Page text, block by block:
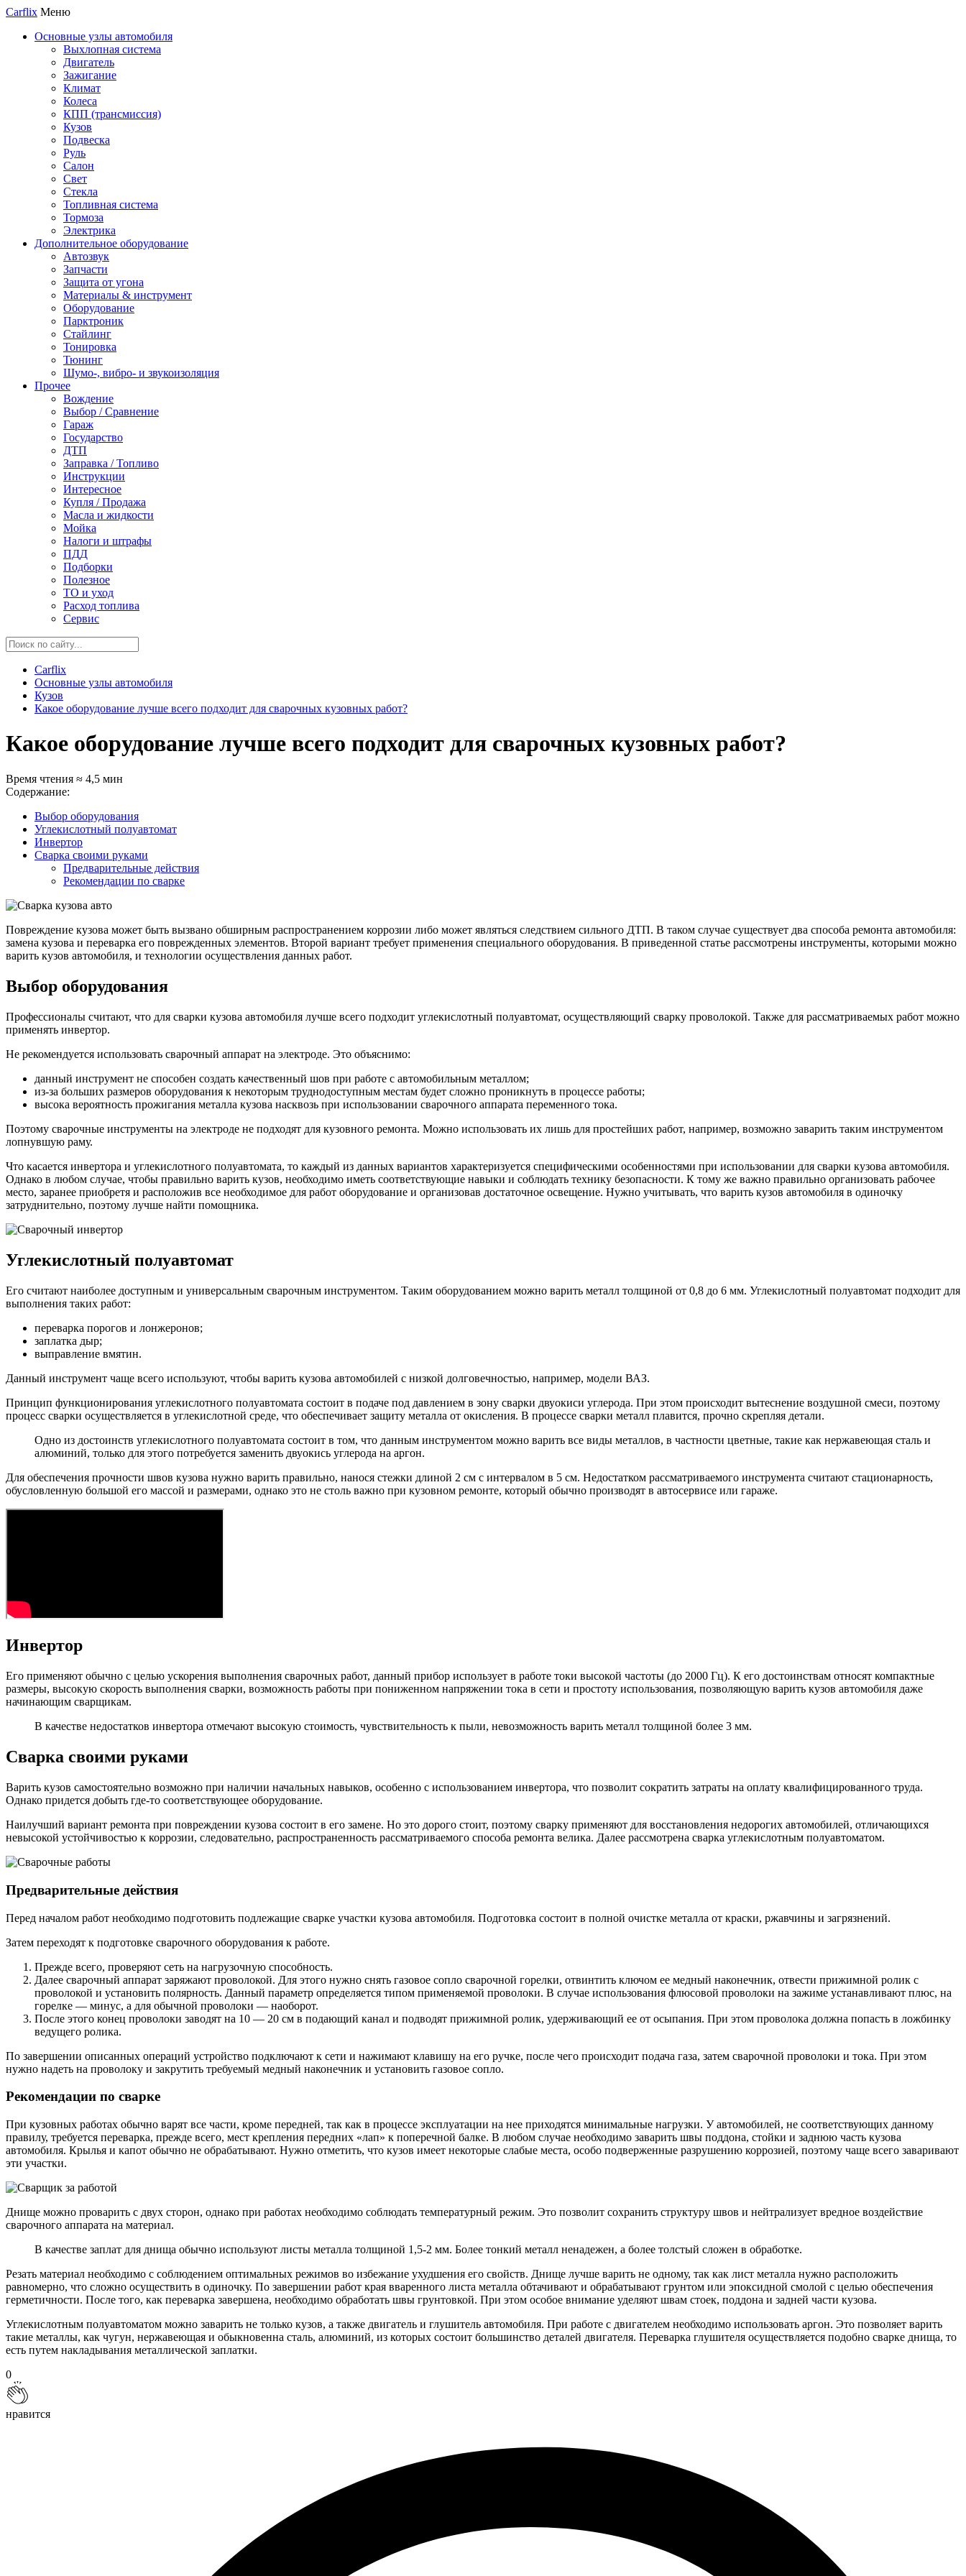
Carflix Меню
Основные узлы автомобиля
Выхлопная система
Двигатель
Зажигание
Климат
Колеса
КПП (трансмиссия)
Кузов
Подвеска
Руль
Салон
Свет
Стекла
Топливная система
Тормоза
Электрика
Дополнительное оборудование
Автозвук
Запчасти
Защита от угона
Материалы & инструмент
Оборудование
Парктроник
Стайлинг
Тонировка
Тюнинг
Шумо-, вибро- и звукоизоляция
Прочее
Вождение
Выбор / Сравнение
Гараж
Государство
ДТП
Заправка / Топливо
Инструкции
Интересное
Купля / Продажа
Масла и жидкости
Мойка
Налоги и штрафы
ПДД
Подборки
Полезное
ТО и уход
Расход топлива
Сервис
Carflix
Основные узлы автомобиля
Кузов
Какое оборудование лучше всего подходит для сварочных кузовных работ?
Какое оборудование лучше всего подходит для сварочных кузовных работ?
Время чтения ≈ 4,5 мин
Содержание:
Выбор оборудования
Углекислотный полуавтомат
Инвертор
Сварка своими руками
Предварительные действия
Рекомендации по сварке
Повреждение кузова может быть вызвано обширным распространением коррозии либо может являться следствием сильного ДТП. В таком случае существует два способа ремонта автомобиля:
замена кузова и переварка его поврежденных элементов. Второй вариант требует применения специального оборудования. В приведенной статье рассмотрены инструменты, которыми можно
варить кузов автомобиля, и технологии осуществления данных работ.
Выбор оборудования
Профессионалы считают, что для сварки кузова автомобиля лучше всего подходит углекислотный полуавтомат, осуществляющий сварку проволокой. Также для рассматриваемых работ можно
применять инвертор.
Не рекомендуется использовать сварочный аппарат на электроде. Это объяснимо:
данный инструмент не способен создать качественный шов при работе с автомобильным металлом;
из-за больших размеров оборудования к некоторым труднодоступным местам будет сложно проникнуть в процессе работы;
высока вероятность прожигания металла кузова насквозь при использовании сварочного аппарата переменного тока.
Поэтому сварочные инструменты на электроде не подходят для кузовного ремонта. Можно использовать их лишь для простейших работ, например, возможно заварить таким инструментом
лопнувшую раму.
Что касается инвертора и углекислотного полуавтомата, то каждый из данных вариантов характеризуется специфическими особенностями при использовании для сварки кузова автомобиля.
Однако в любом случае, чтобы правильно варить кузов, необходимо иметь соответствующие навыки и соблюдать технику безопасности. К тому же важно правильно организовать рабочее
место, заранее приобретя и расположив все необходимое для работ оборудование и организовав достаточное освещение. Нужно учитывать, что варить кузов автомобиля в одиночку
затруднительно, поэтому лучше найти помощника.
Углекислотный полуавтомат
Его считают наиболее доступным и универсальным сварочным инструментом. Таким оборудованием можно варить металл толщиной от 0,8 до 6 мм. Углекислотный полуавтомат подходит для
выполнения таких работ:
переварка порогов и лонжеронов;
заплатка дыр;
выправление вмятин.
Данный инструмент чаще всего используют, чтобы варить кузова автомобилей с низкой долговечностью, например, модели ВАЗ.
Принцип функционирования углекислотного полуавтомата состоит в подаче под давлением в зону сварки двуокиси углерода. При этом происходит вытеснение воздушной смеси, поэтому
процесс сварки осуществляется в углекислотной среде, что обеспечивает защиту металла от окисления. В процессе сварки металл плавится, прочно скрепляя детали.
Одно из достоинств углекислотного полуавтомата состоит в том, что данным инструментом можно варить все виды металлов, в частности цветные, такие как нержавеющая сталь и
алюминий, только для этого потребуется заменить двуокись углерода на аргон.
Для обеспечения прочности швов кузова нужно варить правильно, нанося стежки длиной 2 см с интервалом в 5 см. Недостатком рассматриваемого инструмента считают стационарность,
обусловленную большой его массой и размерами, однако это не столь важно при кузовном ремонте, который обычно производят в автосервисе или гараже.
Инвертор
Его применяют обычно с целью ускорения выполнения сварочных работ, данный прибор использует в работе токи высокой частоты (до 2000 Гц). К его достоинствам относят компактные
размеры, высокую скорость выполнения сварки, возможность работы при пониженном напряжении тока в сети и простоту использования, позволяющую варить кузов автомобиля даже
начинающим сварщикам.
В качестве недостатков инвертора отмечают высокую стоимость, чувствительность к пыли, невозможность варить металл толщиной более 3 мм.
Сварка своими руками
Варить кузов самостоятельно возможно при наличии начальных навыков, особенно с использованием инвертора, что позволит сократить затраты на оплату квалифицированного труда.
Однако придется добыть где-то соответствующее оборудование.
Наилучший вариант ремонта при повреждении кузова состоит в его замене. Но это дорого стоит, поэтому сварку применяют для восстановления недорогих автомобилей, отличающихся
невысокой устойчивостью к коррозии, следовательно, распространенность рассматриваемого способа ремонта велика. Далее рассмотрена сварка углекислотным полуавтоматом.
Предварительные действия
Перед началом работ необходимо подготовить подлежащие сварке участки кузова автомобиля. Подготовка состоит в полной очистке металла от краски, ржавчины и загрязнений.
Затем переходят к подготовке сварочного оборудования к работе.
Прежде всего, проверяют сеть на нагрузочную способность.
Далее сварочный аппарат заряжают проволокой. Для этого нужно снять газовое сопло сварочной горелки, отвинтить ключом ее медный наконечник, отвести прижимной ролик с
проволокой и установить полярность. Данный параметр определяется типом применяемой проволоки. В случае использования флюсовой проволоки на зажиме устанавливают плюс, на
горелке — минус, а для обычной проволоки — наоборот.
После этого конец проволоки заводят на 10 — 20 см в подающий канал и подводят прижимной ролик, удерживающий ее от осыпания. При этом проволока должна попасть в ложбинку
ведущего ролика.
По завершении описанных операций устройство подключают к сети и нажимают клавишу на его ручке, после чего происходит подача газа, затем сварочной проволоки и тока. При этом
нужно надеть на проволоку и закрутить требуемый медный наконечник и установить газовое сопло.
Рекомендации по сварке
При кузовных работах обычно варят все части, кроме передней, так как в процессе эксплуатации на нее приходятся минимальные нагрузки. У автомобилей, не соответствующих данному
правилу, требуется переварка, прежде всего, мест крепления передних «лап» к поперечной балке. В любом случае необходимо заварить швы поддона, стойки и заднюю часть кузова
автомобиля. Крылья и капот обычно не обрабатывают. Нужно отметить, что кузов имеет некоторые слабые места, особо подверженные разрушению коррозией, поэтому чаще всего заваривают
эти участки.
Днище можно проварить с двух сторон, однако при работах необходимо соблюдать температурный режим. Это позволит сохранить структуру швов и нейтрализует вредное воздействие
сварочного аппарата на материал.
В качестве заплат для днища обычно используют листы металла толщиной 1,5-2 мм. Более тонкий металл ненадежен, а более толстый сложен в обработке.
Резать материал необходимо с соблюдением оптимальных режимов во избежание ухудшения его свойств. Днище лучше варить не одному, так как лист металла нужно расположить
равномерно, что сложно осуществить в одиночку. По завершении работ края вваренного листа металла обтачивают и обрабатывают грунтом или эпоксидной смолой с целью обеспечения
герметичности. После того, как переварка завершена, необходимо обработать швы грунтовкой. При этом особое внимание уделяют швам стоек, поддона и задней части кузова.
Углекислотным полуавтоматом можно заварить не только кузов, а также двигатель и глушитель автомобиля. При работе с двигателем необходимо использовать аргон. Это позволяет варить
такие металлы, как чугун, нержавеющая и обыкновенна сталь, алюминий, из которых состоит большинство деталей двигателя. Переварка глушителя осуществляется подобно сварке днища, то
есть путем накладывания металлической заплатки.
0
нравится